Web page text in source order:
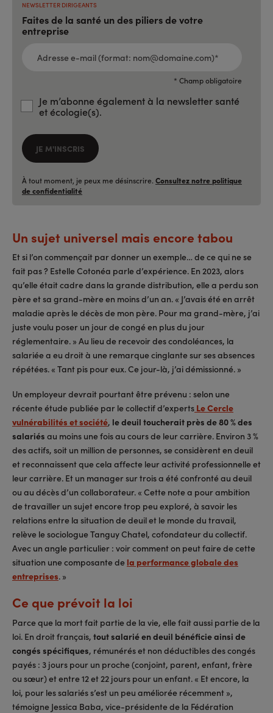
NEWSLETTER DIRIGEANTS
Faites de la santé un des piliers de votre
entreprise
MAIL
* Champ obligatoire
Je m’abonne également à la newsletter santé
et écologie(s).
JE M'INSCRIS
À tout moment, je peux me désinscrire. Consultez notre politique
de confidentialité
Un sujet universel mais encore tabou
Et si l’on commençait par donner un exemple… de ce qui ne se
fait pas ? Estelle Cotonéa parle d’expérience. En 2023, alors
qu’elle était cadre dans la grande distribution, elle a perdu son
père et sa grand-mère en moins d’un an. « J’avais été en arrêt
maladie après le décès de mon père. Pour ma grand-mère, j’ai
juste voulu poser un jour de congé en plus du jour
réglementaire. » Au lieu de recevoir des condoléances, la
salariée a eu droit à une remarque cinglante sur ses absences
répétées. « Tant pis pour eux. Ce jour-là, j’ai démissionné. »
Un employeur devrait pourtant être prévenu : selon une
récente étude publiée par le collectif d’experts Le Cercle
vulnérabilités et société, le deuil toucherait près de 80 % des
salariés au moins une fois au cours de leur carrière. Environ 3 %
des actifs, soit un million de personnes, se considèrent en deuil
et reconnaissent que cela affecte leur activité professionnelle et
leur carrière. Et un manager sur trois a été confronté au deuil
ou au décès d’un collaborateur. « Cette note a pour ambition
de travailler un sujet encore trop peu exploré, à savoir les
relations entre la situation de deuil et le monde du travail,
relève le sociologue Tanguy Chatel, cofondateur du collectif.
Avec un angle particulier : voir comment on peut faire de cette
situation une composante de la performance globale des
entreprises. »
Ce que prévoit la loi
Parce que la mort fait partie de la vie, elle fait aussi partie de la
loi. En droit français, tout salarié en deuil bénéficie ainsi de
congés spécifiques, rémunérés et non déductibles des congés
payés : 3 jours pour un proche (conjoint, parent, enfant, frère
ou sœur) et entre 12 et 22 jours pour un enfant. « Et encore, la
loi, pour les salariés s’est un peu améliorée récemment »,
témoigne Jessica Baba, vice-présidente de la Fédération